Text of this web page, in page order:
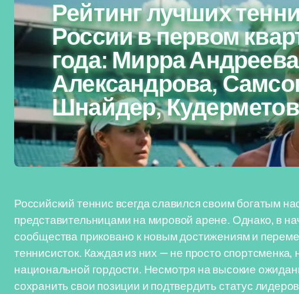
Рейтинг лучших
России в первом
года: Мирра
Александрова,
Шнайдер,
Российский теннис всегда славился своим богатым
представительницами на мировой арене. Однако, в
сообщества приковано к новым достижениям и
теннисисток. Каждая из них — не просто спортсменка,
национальной гордости. Несмотря на высокие
сохранить свои позиции и подтвердить статус